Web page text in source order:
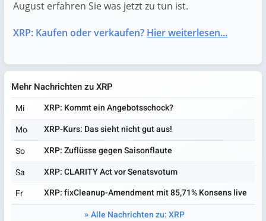
August erfahren Sie was jetzt zu tun ist.
XRP: Kaufen oder verkaufen? Hier weiterlesen...
Mehr Nachrichten zu XRP
Mi
XRP: Kommt ein Angebotsschock?
Mo
XRP-Kurs: Das sieht nicht gut aus!
So
XRP: Zuflüsse gegen Saisonflaute
Sa
XRP: CLARITY Act vor Senatsvotum
Fr
XRP: fixCleanup-Amendment mit 85,71% Konsens live
Alle Nachrichten zu: XRP